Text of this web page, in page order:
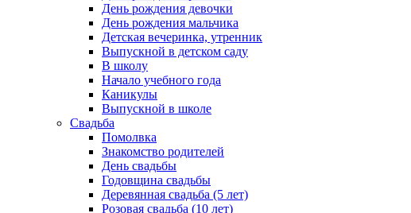
День рождения девочки
День рождения мальчика
Детская вечеринка, утренник
Выпускной в детском саду
В школу
Начало учебного года
Каникулы
Выпускной в школе
Свадьба
Помолвка
Знакомство родителей
День свадьбы
Годовщина свадьбы
Деревянная свадьба (5 лет)
Розовая свадьба (10 лет)